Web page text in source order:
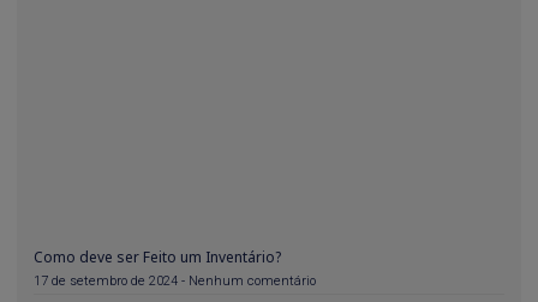
Como deve ser Feito um Inventário?
17 de setembro de 2024 Nenhum comentário